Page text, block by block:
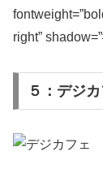
right”
５：デジ